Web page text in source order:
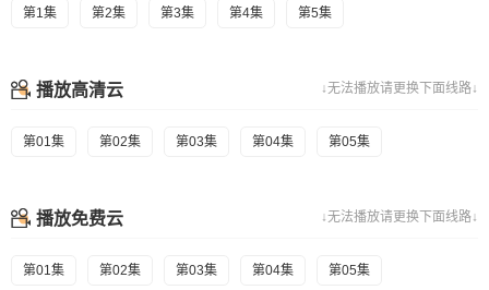
第1集 第2集 第3集 第4集 第5集
↓无法播放请更换下面线路↓
播放高清云
第01集 第02集 第03集 第04集 第05集
↓无法播放请更换下面线路↓
播放免费云
第01集 第02集 第03集 第04集 第05集